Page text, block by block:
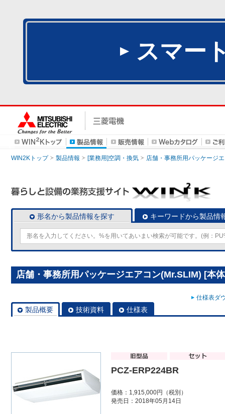
スマー
WIN2Kトップ 製品情報 [業務用]空調・換気 店舗・事務所用パッケージ
形名から製品情報を探す キーワードから製品情
店舗・事務所用パッケージエアコン(Mr.SLIM) [本
仕様表ダ
製品概要 技術資料 仕様表
PCZ-ERP224BR
価格：1,915,000円（税別）
発売日：2018年05月14日